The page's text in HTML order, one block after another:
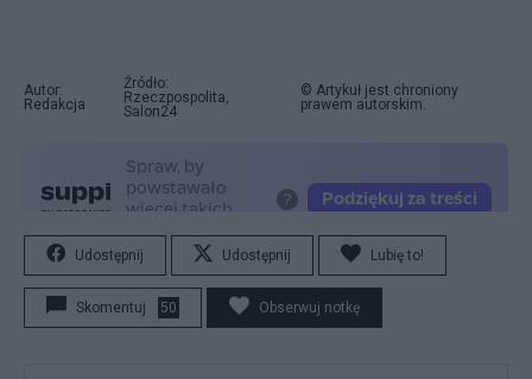
Autor:
Redakcja
Źródło:
Rzeczpospolita,
Salon24
© Artykuł jest chroniony
prawem autorskim.
Udostępnij Udostępnij Lubię to!
Skomentuj 50 Obserwuj notkę